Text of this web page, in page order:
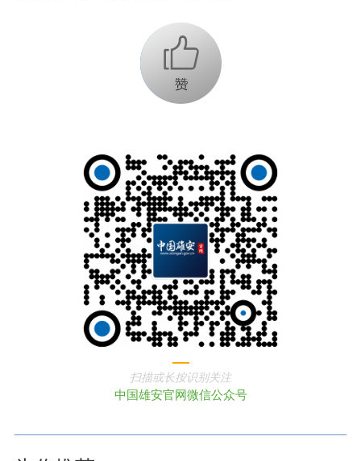
+1
扫描或长按识别关注
中国雄安官网微信公众号